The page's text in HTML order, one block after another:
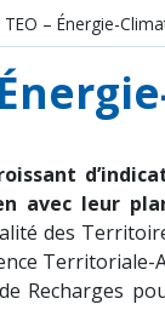
– Énergie-
avec leur
des